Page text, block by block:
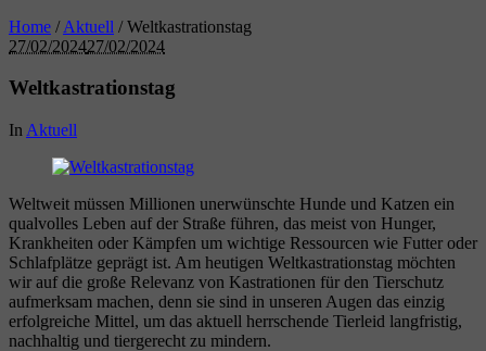
Home /Aktuell /Weltkastrationstag
27/02/202427/02/2024
Weltkastrationstag
In Aktuell
Weltweit müssen Millionen unerwünschte Hunde und Katzen ein
qualvolles Leben auf der Straße führen, das meist von Hunger,
Krankheiten oder Kämpfen um wichtige Ressourcen wie Futter oder
Schlafplätze geprägt ist. Am heutigen Weltkastrationstag möchten
wir auf die große Relevanz von Kastrationen für den Tierschutz
aufmerksam machen, denn sie sind in unseren Augen das einzig
erfolgreiche Mittel, um das aktuell herrschende Tierleid langfristig,
nachhaltig und tiergerecht zu mindern.